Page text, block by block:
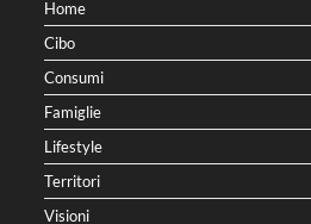
Home
Cibo
Consumi
Famiglie
Lifestyle
Territori
Visioni